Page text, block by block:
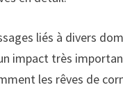
liés à divers
impact très
les rêves de